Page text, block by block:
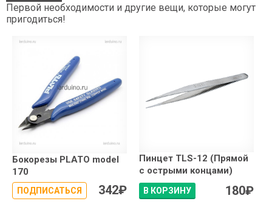
Первой необходимости и другие вещи, которые могут
пригодиться!
Бокорезы PLATO model
170
ПОДПИСАТЬСЯ 342₽
Пинцет TLS-12 (Прямой
с острыми концами)
В КОРЗИНУ 180₽